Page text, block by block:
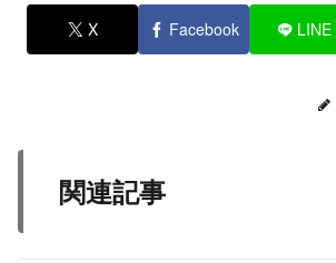
X Facebook LINE
関連記事